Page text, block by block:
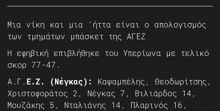
Μια νίκη και μια ‘ήττα είναι ο απολογισμός
των τμημάτων μπάσκετ της ΑΓΕΖ
Η εφηβική επιβλήθηκε του Υπερίωνα με τελικό
σκορ 77-47.
Α.Γ. Ε.Ζ. (Νέγκας): Καψαμπέλης, Θεοδωρίτσης,
Χριστοφοράτος 2, Νέγκας 7, Βιλιάρδος 14,
Μουζάκης 5, Νταλιάνης 14, Πλαρινός 16,